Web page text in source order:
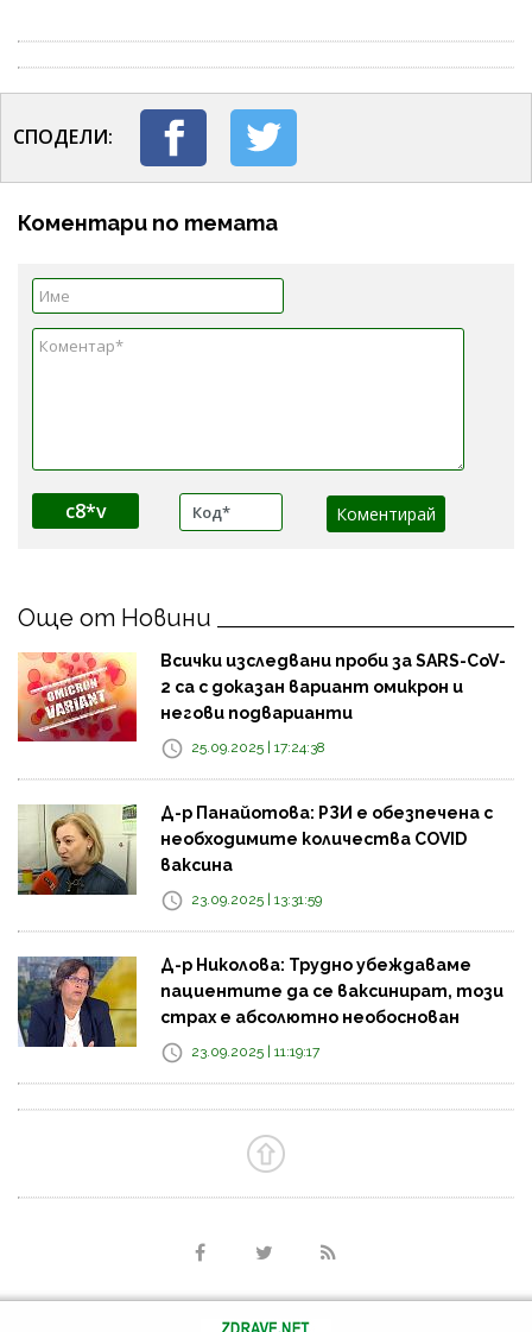
СПОДЕЛИ:
Коментари по темата
c8*v
Още от Новини
Всички изследвани проби за SARS-CoV-
2 са с доказан вариант омикрон и
негови подварианти
25.09.2025 | 17:24:38
Д-р Панайотова: РЗИ е обезпечена с
необходимите количества COVID
ваксина
23.09.2025 | 13:31:59
Д-р Николова: Трудно убеждаваме
пациентите да се ваксинират, този
страх е абсолютно необоснован
23.09.2025 | 11:19:17